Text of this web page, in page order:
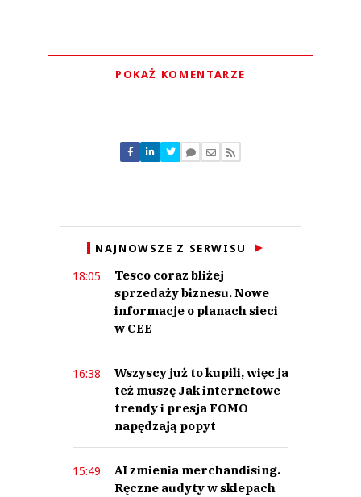
POKAŻ KOMENTARZE
Nie znaleziono komentarzy
Zostaw swoje komentarze
NAJNOWSZE Z SERWISU
18:05
Tesco coraz bliżej
sprzedaży biznesu. Nowe
informacje o planach sieci
w CEE
16:38
Wszyscy już to kupili, więc ja
też muszę Jak internetowe
trendy i presja FOMO
napędzają popyt
15:49
AI zmienia merchandising.
Ręczne audyty w sklepach